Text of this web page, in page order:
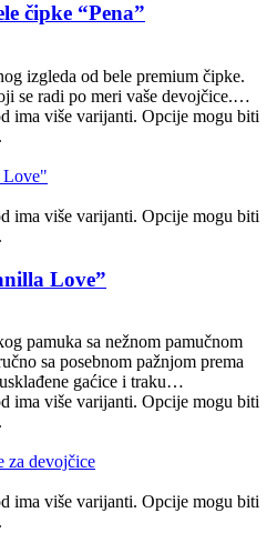
čipke “Pena”
izgleda od bele premium čipke.
se radi po meri vaše devojčice.…
ima više varijanti. Opcije mogu biti
ima više varijanti. Opcije mogu biti
Love”
pamuka sa nežnom pamučnom
sa posebnom pažnjom prema
gaćice i traku…
ima više varijanti. Opcije mogu biti
ima više varijanti. Opcije mogu biti